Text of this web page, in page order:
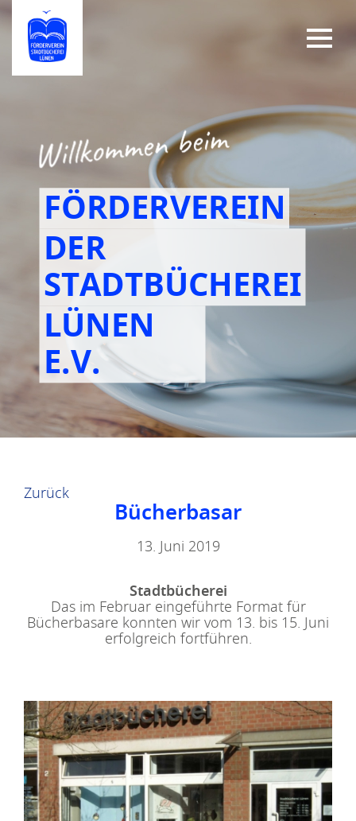
FÖRDERVEREIN
DER
STADTBÜCHEREI
LÜNEN
E.V.
Zurück
Bücherbasar
13. Juni 2019
Stadtbücherei
Das im Februar eingeführte Format für
Bücherbasare konnten wir vom 13. bis 15. Juni
erfolgreich fortführen.